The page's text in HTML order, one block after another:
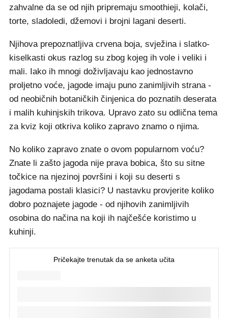
zahvalne da se od njih pripremaju smoothieji, kolači,
torte, sladoledi, džemovi i brojni lagani deserti.
Njihova prepoznatljiva crvena boja, svježina i slatko-
kiselkasti okus razlog su zbog kojeg ih vole i veliki i
mali. Iako ih mnogi doživljavaju kao jednostavno
proljetno voće, jagode imaju puno zanimljivih strana -
od neobičnih botaničkih činjenica do poznatih deserata
i malih kuhinjskih trikova. Upravo zato su odlična tema
za kviz koji otkriva koliko zapravo znamo o njima.
No koliko zapravo znate o ovom popularnom voću?
Znate li zašto jagoda nije prava bobica, što su sitne
točkice na njezinoj površini i koji su deserti s
jagodama postali klasici? U nastavku provjerite koliko
dobro poznajete jagode - od njihovih zanimljivih
osobina do načina na koji ih najčešće koristimo u
kuhinji.